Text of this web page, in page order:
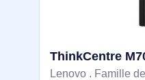
Lenovo . Famille